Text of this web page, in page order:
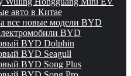
авто в Китае
все новые модели BYD
BYD
BYD Dolphin
BYD Seagull
BYD Song Plus